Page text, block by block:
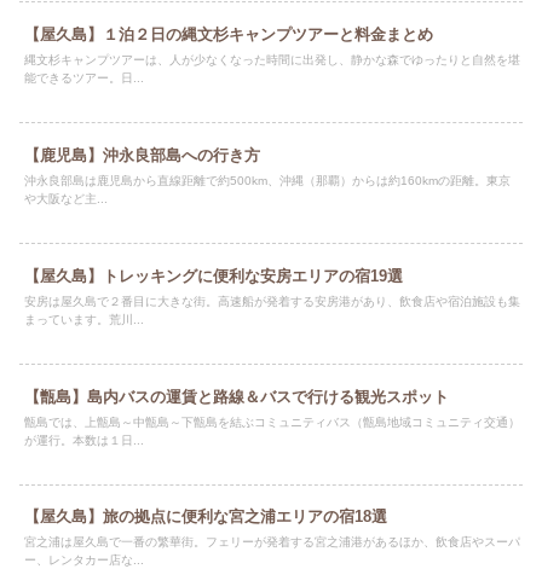
【屋久島】１泊２日の縄文杉キャンプツアーと料金まとめ
縄文杉キャンプツアーは、人が少なくなった時間に出発し、静かな森でゆったりと自然を堪
能できるツアー。日...
【鹿児島】沖永良部島への行き方
沖永良部島は鹿児島から直線距離で約500km、沖縄（那覇）からは約160kmの距離。東京
や大阪など主...
【屋久島】トレッキングに便利な安房エリアの宿19選
安房は屋久島で２番目に大きな街。高速船が発着する安房港があり、飲食店や宿泊施設も集
まっています。荒川...
【甑島】島内バスの運賃と路線＆バスで行ける観光スポット
甑島では、上甑島～中甑島～下甑島を結ぶコミュニティバス（甑島地域コミュニティ交通）
が運行。本数は１日...
【屋久島】旅の拠点に便利な宮之浦エリアの宿18選
宮之浦は屋久島で一番の繁華街。フェリーが発着する宮之浦港があるほか、飲食店やスーパ
ー、レンタカー店な...